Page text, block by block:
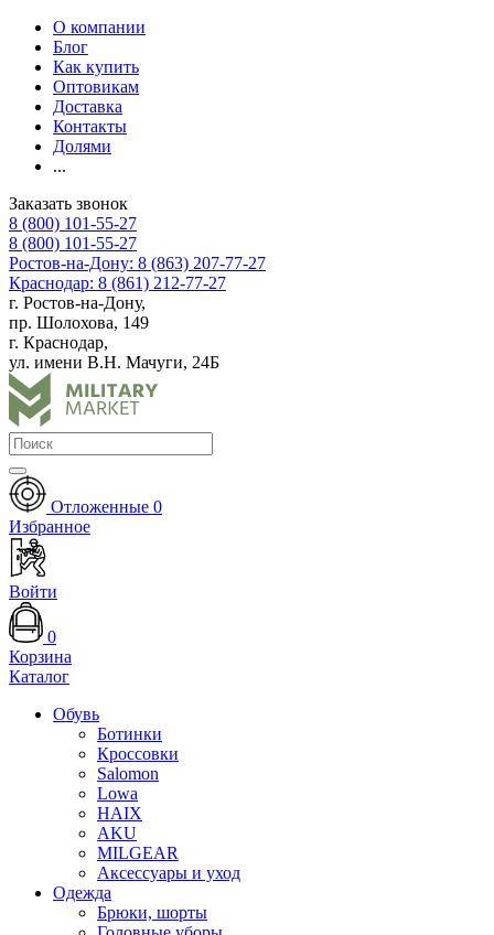
О компании
Блог
Как купить
Оптовикам
Доставка
Контакты
Долями
...
Заказать звонок
8 (800) 101-55-27
8 (800) 101-55-27
Ростов-на-Дону: 8 (863) 207-77-27
Краснодар: 8 (861) 212-77-27
г. Ростов-на-Дону,
пр. Шолохова, 149
г. Краснодар,
ул. имени В.Н. Мачуги, 24Б
Отложенные 0
Избранное
Войти
0
Корзина
Каталог
Обувь
Ботинки
Кроссовки
Salomon
Lowa
HAIX
AKU
MILGEAR
Аксессуары и уход
Одежда
Брюки, шорты